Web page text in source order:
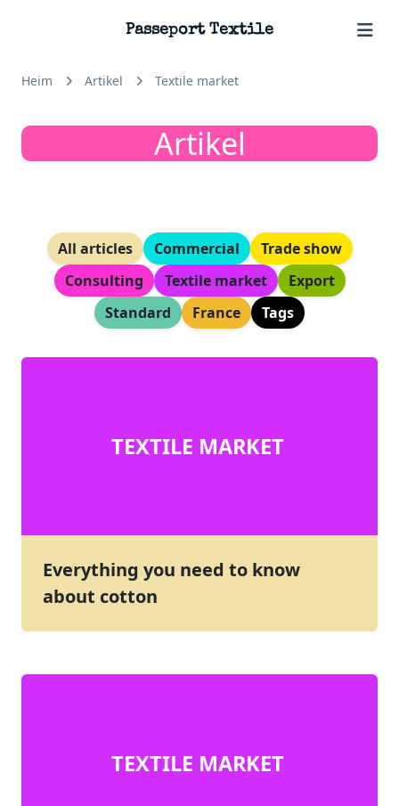
Passeport Textile
Heim Artikel Textile market
Artikel
All articles Commercial
Trade show
Consulting
Textile market
Export
Standard
France Tags
TEXTILE MARKET
Everything you need to know
about cotton
TEXTILE MARKET